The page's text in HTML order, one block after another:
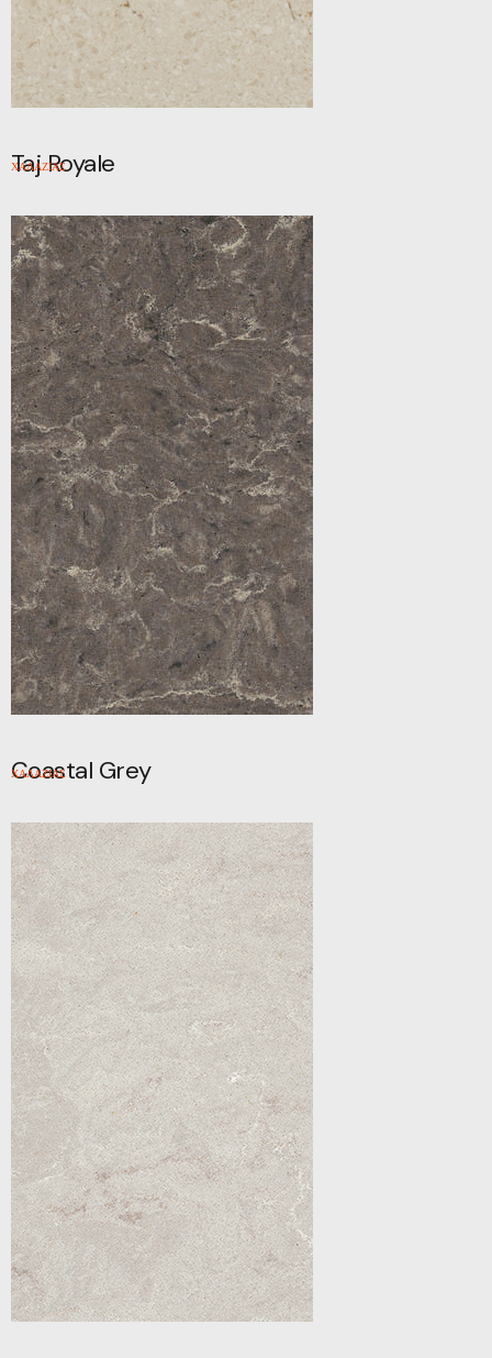
Taj Royale
ΧΑΛΑΖΙΑΣ
Coastal Grey
ΧΑΛΑΖΙΑΣ